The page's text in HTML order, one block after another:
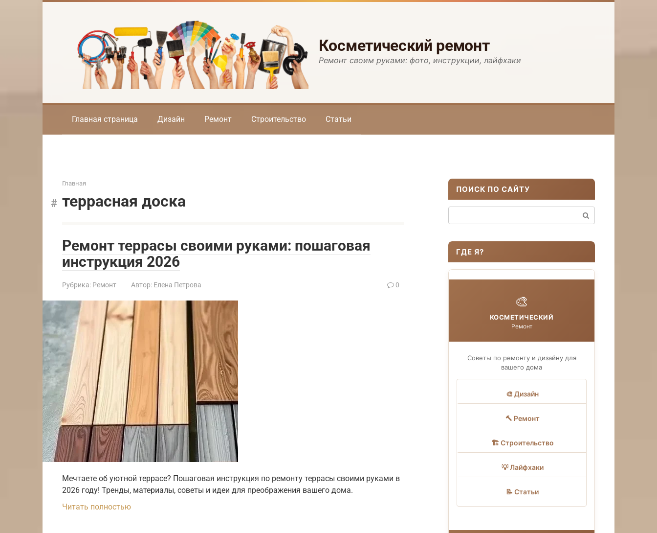
Косметический ремонт
Ремонт своим руками: фото, инструкции, лайфхаки
Главная страница Дизайн Ремонт Строительство Статьи
Главная
террасная доска
Ремонт террасы своими руками: пошаговая
инструкция 2026
Рубрика: Ремонт Автор: Елена Петрова 0
Мечтаете об уютной террасе? Пошаговая инструкция по ремонту террасы своими руками в
2026 году! Тренды, материалы, советы и идеи для преображения вашего дома.
Читать полностью
ПОИСК ПО САЙТУ
ГДЕ Я?
🎨
КОСМЕТИЧЕСКИЙ
Ремонт
Советы по ремонту и дизайну для
вашего дома
🎨 Дизайн
🔨 Ремонт
🏗 Строительство
💡 Лайфхаки
📝 Статьи